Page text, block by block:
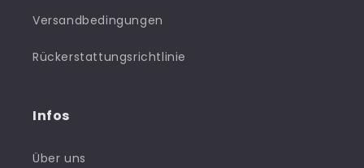
Versandbedingungen
Rückerstattungsrichtlinie
Infos
Über uns